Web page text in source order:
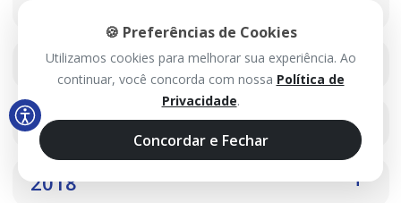
2020
2019
2018
🍪 Preferências de Cookies
Utilizamos cookies para melhorar sua experiência. Ao
continuar, você concorda com nossa Política de
Privacidade.
Concordar e Fechar